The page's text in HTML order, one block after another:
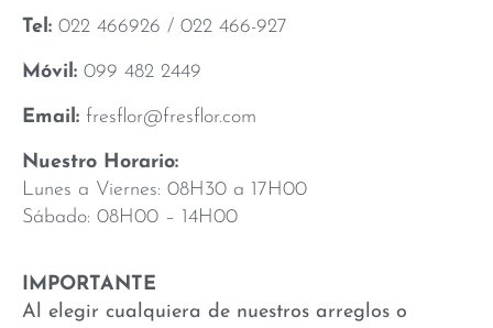
Tel: 022 466926 / 022 466-927
Móvil: 099 482 2449
Email: fresflor@fresflor.com
Nuestro Horario:
Lunes a Viernes: 08H30 a 17H00
Sábado: 08H00 – 14H00
IMPORTANTE
Al elegir cualquiera de nuestros arreglos o